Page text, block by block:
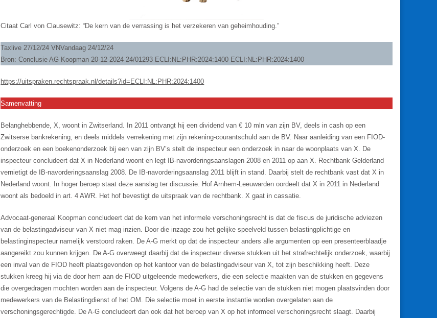
Citaat Carl von Clausewitz: “De kern van de verrassing is het verzekeren van geheimhouding.”
Taxlive 27/12/24 VNVandaag 24/12/24
Bron: Conclusie AG Koopman 20-12-2024 24/01293 ECLI:NL:PHR:2024:1400 ECLI:NL:PHR:2024:1400
https://uitspraken.rechtspraak.nl/details?id=ECLI:NL:PHR:2024:1400
Samenvatting
Belanghebbende, X, woont in Zwitserland. In 2011 ontvangt hij een dividend van € 10 mln van zijn BV, deels in cash op een
Zwitserse bankrekening, en deels middels verrekening met zijn rekening-courantschuld aan de BV. Naar aanleiding van een FIOD-
onderzoek en een boekenonderzoek bij een van zijn BV’s stelt de inspecteur een onderzoek in naar de woonplaats van X. De
inspecteur concludeert dat X in Nederland woont en legt IB-navorderingsaanslagen 2008 en 2011 op aan X. Rechtbank Gelderland
vernietigt de IB-navorderingsaanslag 2008. De IB-navorderingsaanslag 2011 blijft in stand. Daarbij stelt de rechtbank vast dat X in
Nederland woont. In hoger beroep staat deze aanslag ter discussie. Hof Arnhem-Leeuwarden oordeelt dat X in 2011 in Nederland
woont als bedoeld in art. 4 AWR. Het hof bevestigt de uitspraak van de rechtbank. X gaat in cassatie.
Advocaat-generaal Koopman concludeert dat de kern van het informele verschoningsrecht is dat de fiscus de juridische adviezen
van de belastingadviseur van X niet mag inzien. Door die inzage zou het gelijke speelveld tussen belastingplichtige en
belastinginspecteur namelijk verstoord raken. De A-G merkt op dat de inspecteur anders alle argumenten op een presenteerblaadje
aangereikt zou kunnen krijgen. De A-G overweegt daarbij dat de inspecteur diverse stukken uit het strafrechtelijk onderzoek, waarbij
een inval van de FIOD heeft plaatsgevonden op het kantoor van de belastingadviseur van X, tot zijn beschikking heeft. Deze
stukken kreeg hij via de door hem aan de FIOD uitgeleende medewerkers, die een selectie maakten van de stukken en gegevens
die overgedragen mochten worden aan de inspecteur. Volgens de A-G had de selectie van de stukken niet mogen plaatsvinden door
medewerkers van de Belastingdienst of het OM. Die selectie moet in eerste instantie worden overgelaten aan de
verschoningsgerechtigde. De A-G concludeert dan ook dat het beroep van X op het informeel verschoningsrecht slaagt. Daarbij